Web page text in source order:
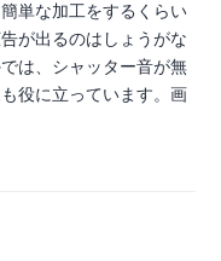
単な加工をするくらい
が出るのはしょうがな
は、シャッター音が無
役に立っています。画